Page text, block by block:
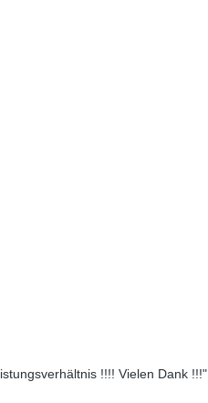
!!!! Vielen Dank !!!"